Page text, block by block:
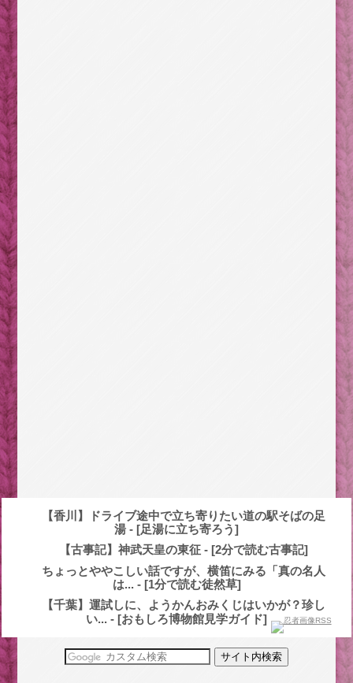
【香川】ドライブ途中で立ち寄りたい道の駅そばの足
湯 - [足湯に立ち寄ろう]
【古事記】神武天皇の東征 - [2分で読む古事記]
ちょっとややこしい話ですが、横笛にみる「真の名人
は... - [1分で読む徒然草]
【千葉】運試しに、ようかんおみくじはいかが？珍し
い... - [おもしろ博物館見学ガイド]